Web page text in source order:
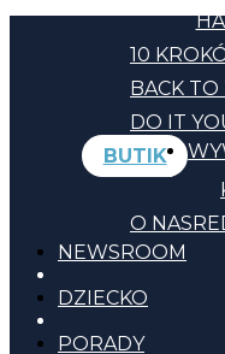
10
BACK
DO IT
BUTIK
O NAS
NEWSROOM
DZIECKO
PORADY